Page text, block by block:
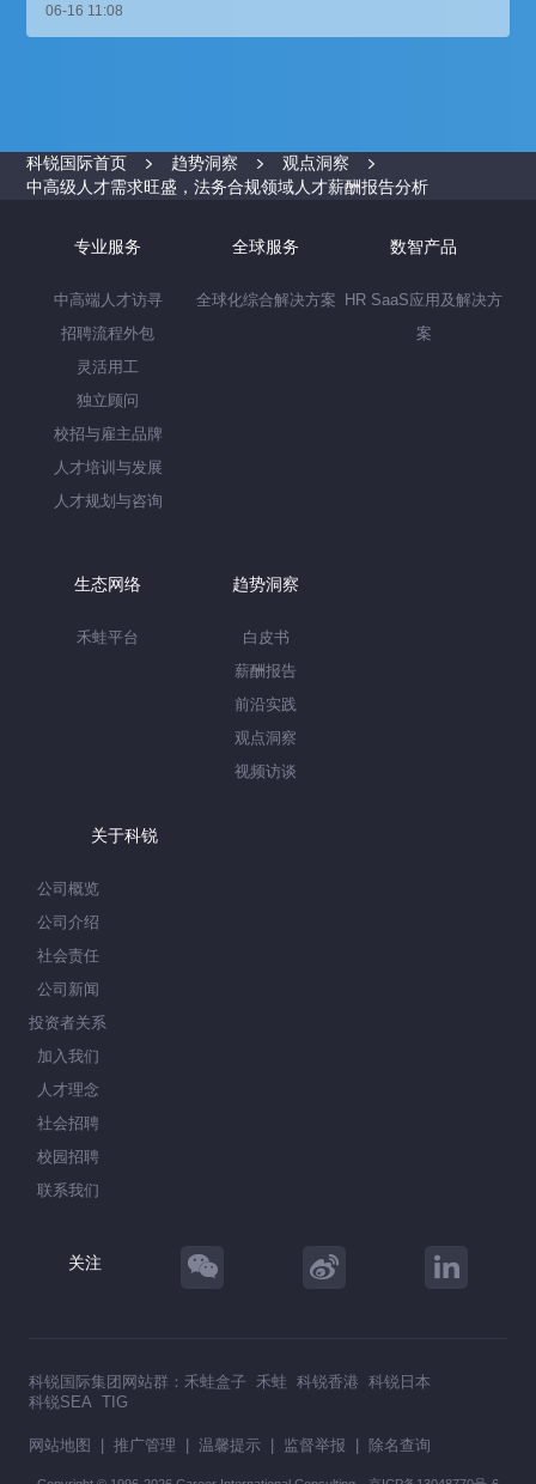
06-16 11:08
科锐国际首页 趋势洞察
观点洞察
中高级人才需求旺盛，法务合规领域人才薪酬报告分析
专业服务
中高端人才访寻
招聘流程外包
灵活用工
独立顾问
校招与雇主品牌
人才培训与发展
人才规划与咨询
全球服务
全球化综合解决方案
数智产品
HR SaaS应用及解决方
案
生态网络
禾蛙平台
趋势洞察
白皮书
薪酬报告
前沿实践
观点洞察
视频访谈
关于科锐
公司概览
公司介绍
社会责任
公司新闻
投资者关系
加入我们
人才理念
社会招聘
校园招聘
联系我们
关注
科锐国际集团网站群： 禾蛙盒子 禾蛙 科锐香港 科锐日本
科锐SEA TIG
网站地图 推广管理 温馨提示 监督举报 除名查询